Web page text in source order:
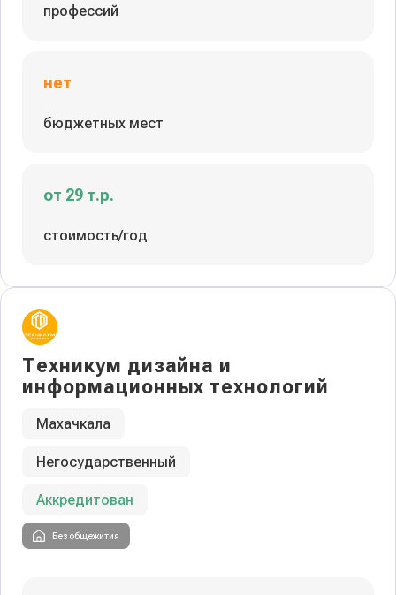
профессий
нет
бюджетных мест
от 29 т.р.
стоимость/год
Техникум дизайна и
информационных технологий
Махачкала
Негосударственный
Аккредитован
Без общежития